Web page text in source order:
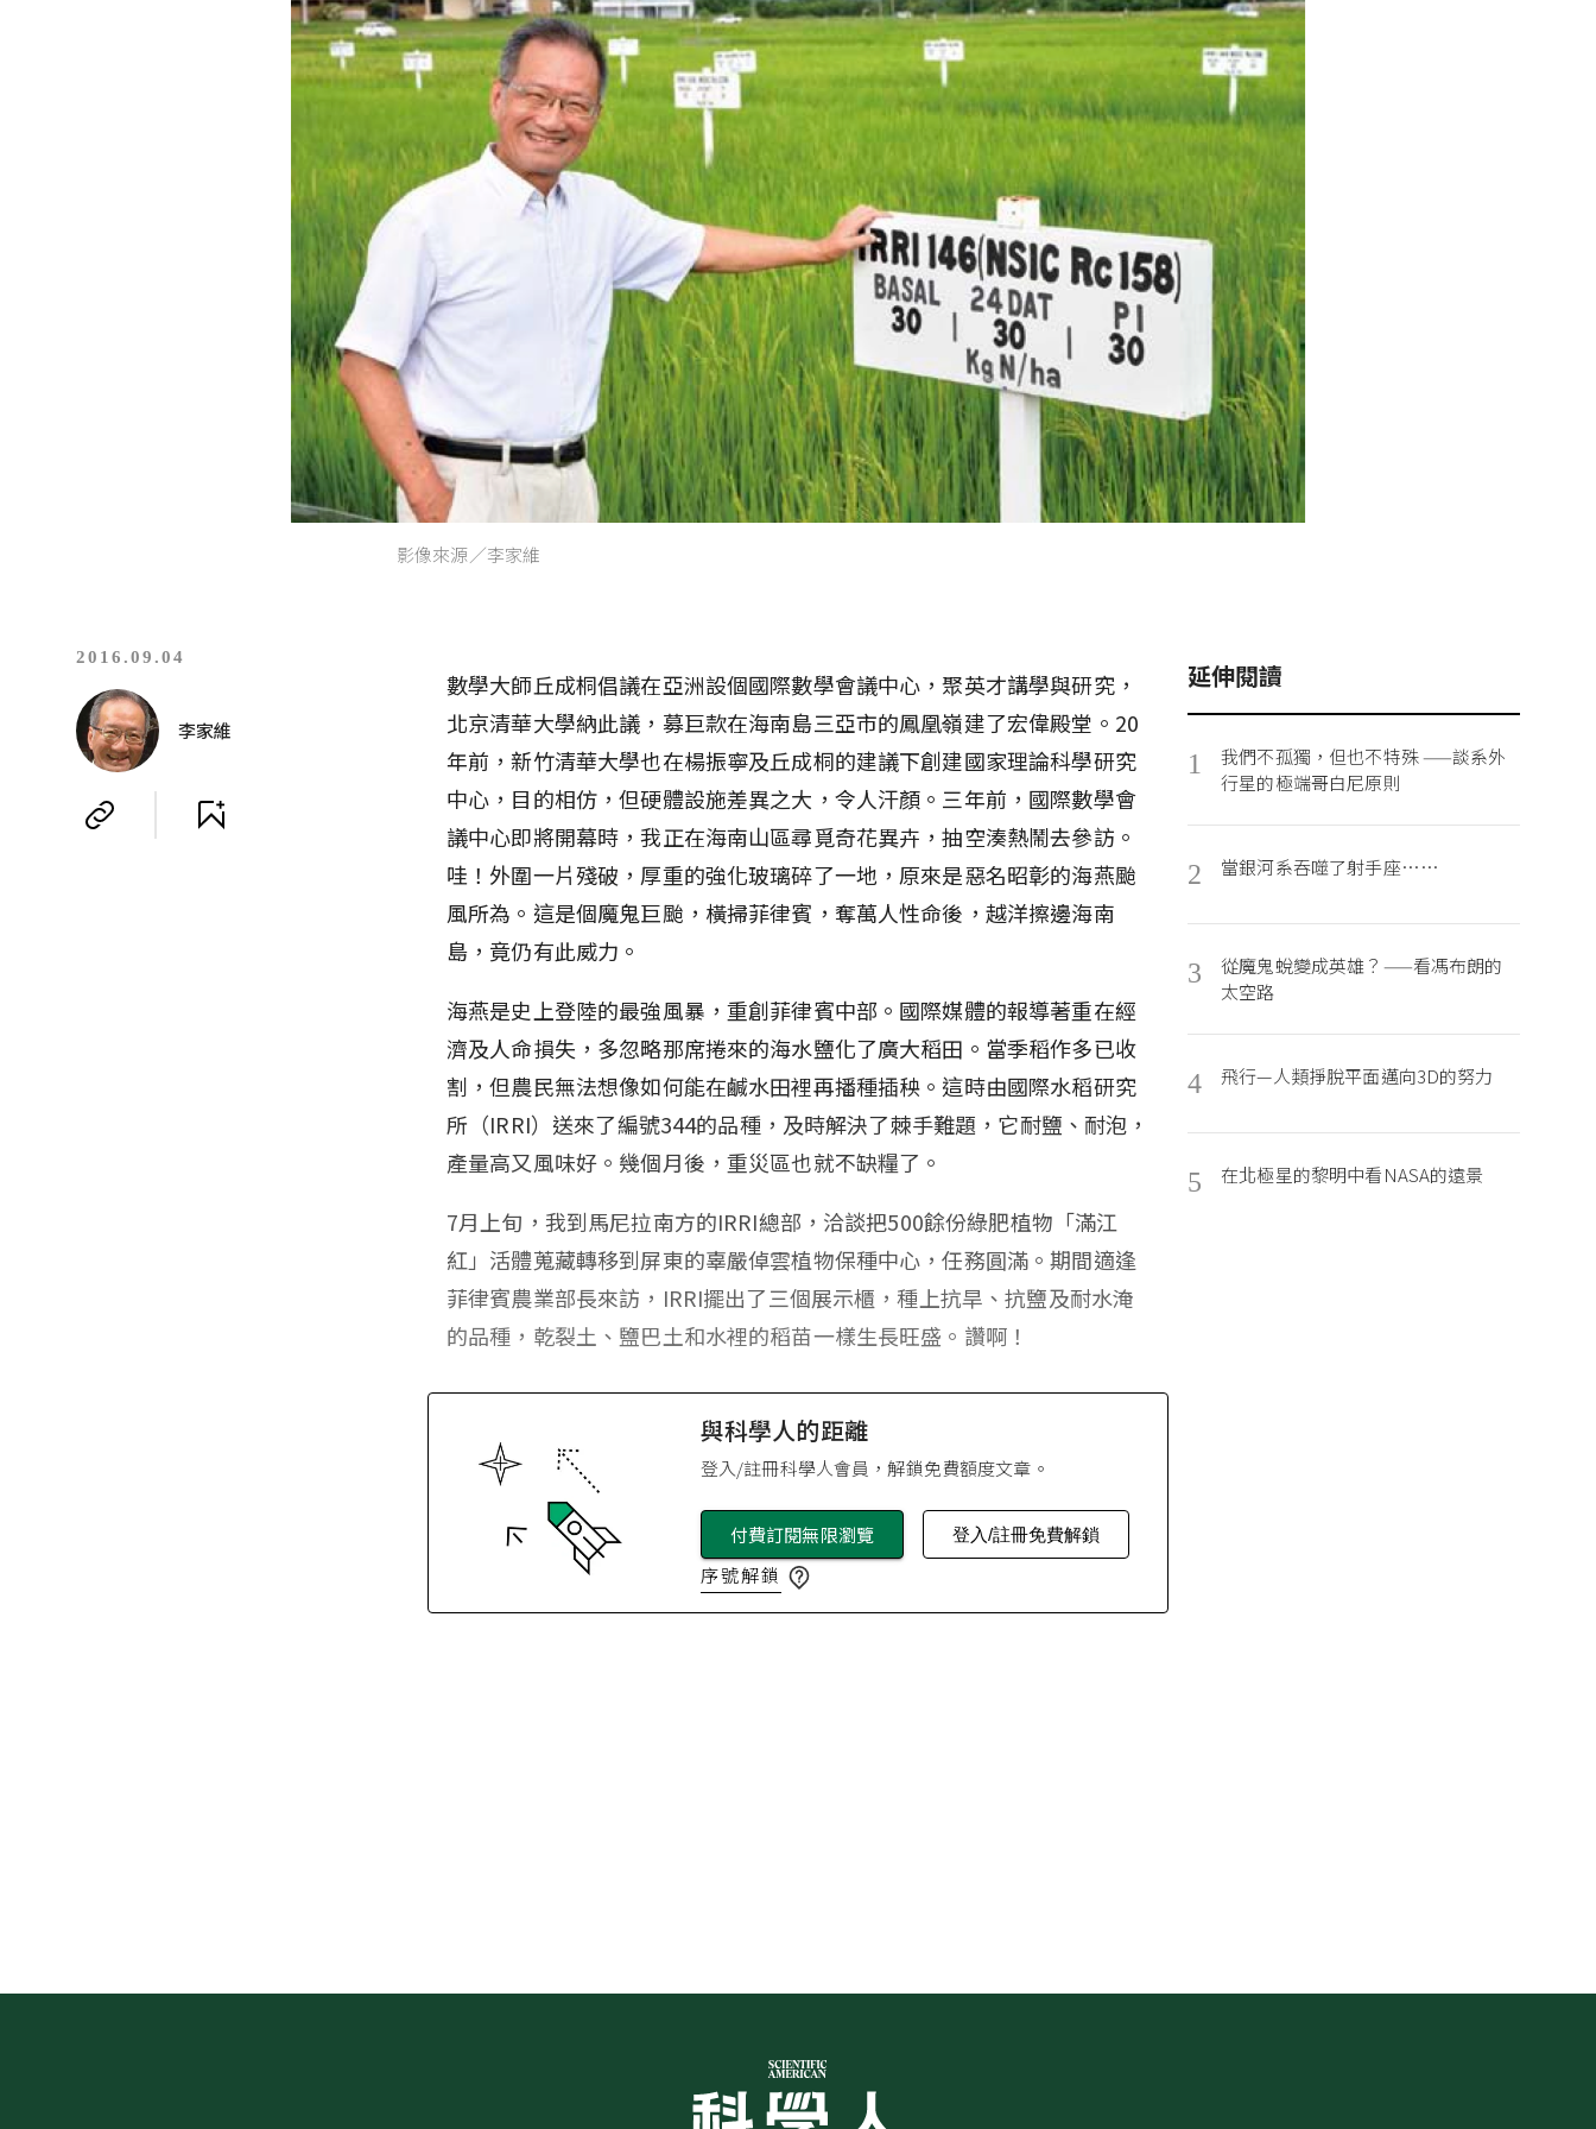
影像來源／李家維
2016.09.04
李家維
數學大師丘成桐倡議在亞洲設個國際數學會議中心，聚英才講學與研究，
北京清華大學納此議，募巨款在海南島三亞市的鳳凰嶺建了宏偉殿堂。20
年前，新竹清華大學也在楊振寧及丘成桐的建議下創建國家理論科學研究
中心，目的相仿，但硬體設施差異之大，令人汗顏。三年前，國際數學會
議中心即將開幕時，我正在海南山區尋覓奇花異卉，抽空湊熱鬧去參訪。
哇！外圍一片殘破，厚重的強化玻璃碎了一地，原來是惡名昭彰的海燕颱
風所為。這是個魔鬼巨颱，橫掃菲律賓，奪萬人性命後，越洋擦邊海南
島，竟仍有此威力。
海燕是史上登陸的最強風暴，重創菲律賓中部。國際媒體的報導著重在經
濟及人命損失，多忽略那席捲來的海水鹽化了廣大稻田。當季稻作多已收
割，但農民無法想像如何能在鹹水田裡再播種插秧。這時由國際水稻研究
所（IRRI）送來了編號344的品種，及時解決了棘手難題，它耐鹽、耐泡，
產量高又風味好。幾個月後，重災區也就不缺糧了。
7月上旬，我到馬尼拉南方的IRRI總部，洽談把500餘份綠肥植物「滿江
紅」活體蒐藏轉移到屏東的辜嚴倬雲植物保種中心，任務圓滿。期間適逢
菲律賓農業部長來訪，IRRI擺出了三個展示櫃，種上抗旱、抗鹽及耐水淹
的品種，乾裂土、鹽巴土和水裡的稻苗一樣生長旺盛。讚啊！
延伸閱讀
1
我們不孤獨，但也不特殊 ——談系外
行星的極端哥白尼原則
2 當銀河系吞噬了射手座……
3
從魔鬼蛻變成英雄？——看馮布朗的
太空路
4 飛行—人類掙脫平面邁向3D的努力
5 在北極星的黎明中看NASA的遠景
與科學人的距離
登入/註冊科學人會員，解鎖免費額度文章。
付費訂閱無限瀏覽 登入/註冊免費解鎖
序號解鎖